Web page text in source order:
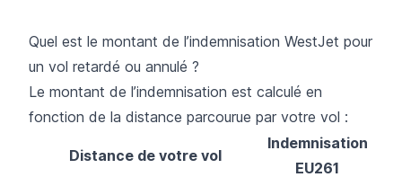
Quel est le montant de l’indemnisation WestJet pour
un vol retardé ou annulé ?
Le montant de l’indemnisation est calculé en
fonction de la distance parcourue par votre vol :
Distance de votre vol
Indemnisation
EU261